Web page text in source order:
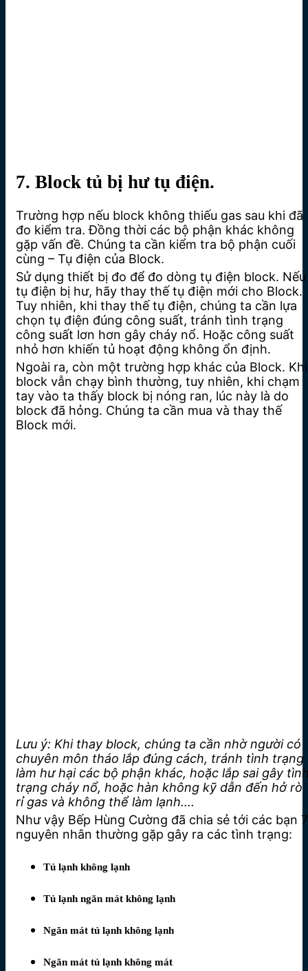
7. Block tủ bị hư tụ điện.
Trường hợp nếu block không thiếu gas sau khi đã
đo kiểm tra. Đồng thời các bộ phận khác không
gặp vấn đề. Chúng ta cần kiểm tra bộ phận cuối
cùng – Tụ điện của Block.
Sử dụng thiết bị đo để đo dòng tụ điện block. Nếu
tụ điện bị hư, hãy thay thế tụ điện mới cho Block.
Tuy nhiên, khi thay thế tụ điện, chúng ta cần lựa
chọn tụ điện đúng công suất, tránh tình trạng
công suất lơn hơn gây cháy nổ. Hoặc công suất
nhỏ hơn khiến tủ hoạt động không ổn định.
Ngoài ra, còn một trường hợp khác của Block. Khi
block vẫn chạy bình thường, tuy nhiên, khi chạm
tay vào ta thấy block bị nóng ran, lúc này là do
block đã hỏng. Chúng ta cần mua và thay thế
Block mới.
Lưu ý: Khi thay block, chúng ta cần nhờ người có
chuyên môn tháo lắp đúng cách, tránh tình trạng
làm hư hại các bộ phận khác, hoặc lắp sai gây
trạng cháy nổ, hoặc hàn không kỹ dẫn đến hở rò
rỉ gas và không thể làm lạnh….
Như vậy Bếp Hùng Cường đã chia sẻ tới các bạn 7
nguyên nhân thường gặp gây ra các tình trạng:
Tủ lạnh không lạnh
Tủ lạnh ngăn mát không lạnh
Ngăn mát tủ lạnh không lạnh
Ngăn mát tủ lạnh không mát